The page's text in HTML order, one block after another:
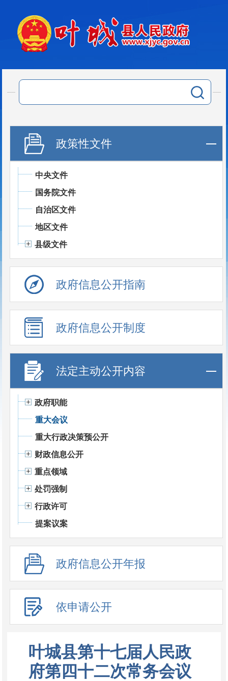
政策性文件
中央文件
国务院文件
自治区文件
地区文件
县级文件
政府信息公开指南
政府信息公开制度
法定主动公开内容
政府职能
重大会议
重大行政决策预公开
财政信息公开
重点领域
处罚强制
行政许可
提案议案
政府信息公开年报
依申请公开
叶城县第十七届人民政
府第四十二次常务会议